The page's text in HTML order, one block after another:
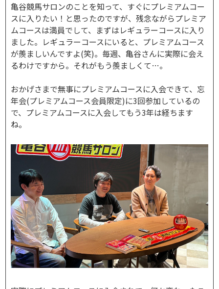
亀谷競馬サロンのことを知って、すぐにプレミアムコー
スに入りたい！と思ったのですが、残念ながらプレミア
ムコースは満員でして、まずはレギュラーコースに入り
ました。レギュラーコースにいると、プレミアムコース
が羨ましいんですよ(笑)。毎週、亀谷さんに実際に会え
るわけですから。それがもう羨ましくて…。
おかげさまで無事にプレミアムコースに入会できて、忘
年会(プレミアムコース会員限定)に3回参加しているの
で、プレミアムコースに入会してもう3年は経ちます
ね。